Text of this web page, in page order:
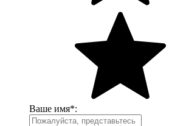
Ваше имя*: